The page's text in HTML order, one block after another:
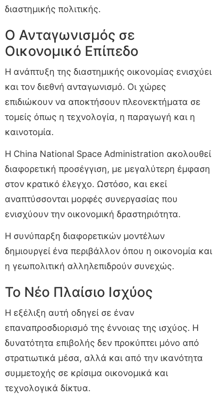
διαστημικής πολιτικής.
Ο Ανταγωνισμός σε
Οικονομικό Επίπεδο
Η ανάπτυξη της διαστημικής οικονομίας ενισχύει
και τον διεθνή ανταγωνισμό. Οι χώρες
επιδιώκουν να αποκτήσουν πλεονεκτήματα σε
τομείς όπως η τεχνολογία, η παραγωγή και η
καινοτομία.
Η China National Space Administration ακολουθεί
διαφορετική προσέγγιση, με μεγαλύτερη έμφαση
στον κρατικό έλεγχο. Ωστόσο, και εκεί
αναπτύσσονται μορφές συνεργασίας που
ενισχύουν την οικονομική δραστηριότητα.
Η συνύπαρξη διαφορετικών μοντέλων
δημιουργεί ένα περιβάλλον όπου η οικονομία και
η γεωπολιτική αλληλεπιδρούν συνεχώς.
Το Νέο Πλαίσιο Ισχύος
Η εξέλιξη αυτή οδηγεί σε έναν
επαναπροσδιορισμό της έννοιας της ισχύος. Η
δυνατότητα επιβολής δεν προκύπτει μόνο από
στρατιωτικά μέσα, αλλά και από την ικανότητα
συμμετοχής σε κρίσιμα οικονομικά και
τεχνολογικά δίκτυα.